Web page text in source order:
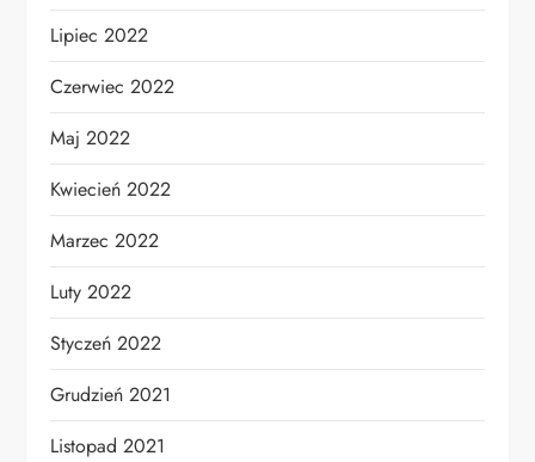
Lipiec 2022
Czerwiec 2022
Maj 2022
Kwiecień 2022
Marzec 2022
Luty 2022
Styczeń 2022
Grudzień 2021
Listopad 2021